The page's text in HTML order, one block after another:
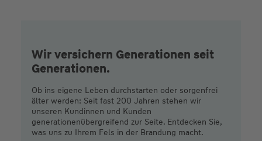
Wir versichern Generationen seit
Generationen.
Ob ins eigene Leben durchstarten oder sorgenfrei
älter werden: Seit fast 200 Jahren stehen wir
unseren Kundinnen und Kunden
generationenübergreifend zur Seite. Entdecken Sie,
was uns zu Ihrem Fels in der Brandung macht.